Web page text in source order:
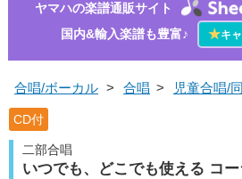
ヤマハの楽譜通販サイト
国内&輸入楽譜も豊富♪
★キ
合唱/ボーカル > 合唱 > 児童合唱/
CD付
二部合唱
いつでも、どこでも使える コー